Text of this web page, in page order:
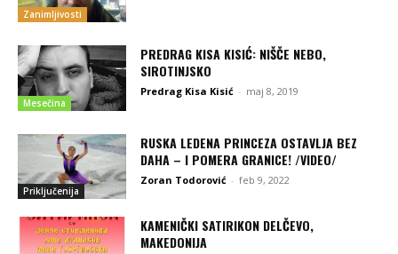
Zanimljivosti
Mesečina
PREDRAG KISA KISIĆ: NIŠČE NEBO,
SIROTINJSKO
Predrag Kisa Kisić - maj 8, 2019
Priključenija
RUSKA LEDENA PRINCEZA OSTAVLJA BEZ
DAHA – I POMERA GRANICE! /VIDEO/
Zoran Todorović - feb 9, 2022
KAMENIČKI SATIRIKON DELČEVO,
MAKEDONIJA